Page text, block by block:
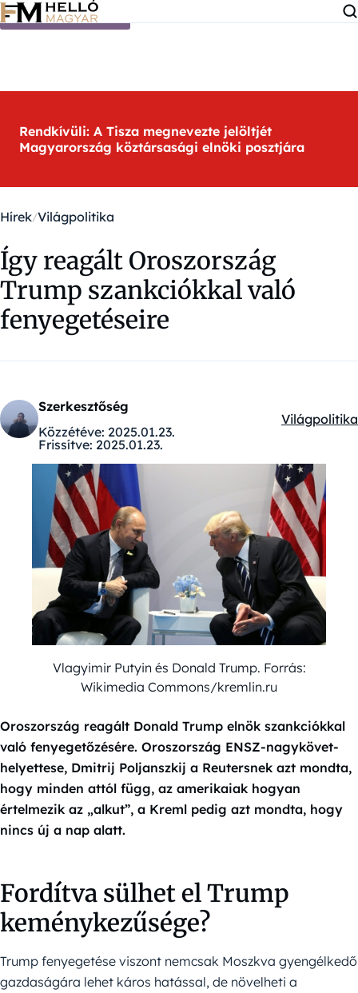
Ugrás a tartalomra
Rendkívüli: A Tisza megnevezte jelöltjét
Magyarország köztársasági elnöki posztjára
Hírek Világpolitika
Így reagált Oroszország
Trump szankciókkal való
fenyegetéseire
Szerkesztőség
Közzétéve: 2025.01.23.
Frissítve: 2025.01.23.
Kategóriák:
Világpolitika
Vlagyimir Putyin és Donald Trump. Forrás:
Wikimedia Commons/kremlin.ru
Oroszország reagált Donald Trump elnök szankciókkal
való fenyegetőzésére. Oroszország ENSZ-nagykövet-
helyettese, Dmitrij Poljanszkij a Reutersnek azt mondta,
hogy minden attól függ, az amerikaiak hogyan
értelmezik az „alkut”, a Kreml pedig azt mondta, hogy
nincs új a nap alatt.
Fordítva sülhet el Trump
keménykezűsége?
Trump fenyegetése viszont nemcsak Moszkva gyengélkedő
gazdaságára lehet káros hatással, de növelheti a